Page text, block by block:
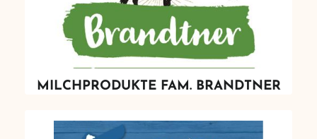
MILCHPRODUKTE FAM. BRANDTNER